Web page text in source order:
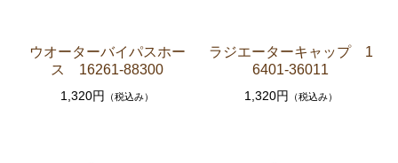
エンジンパーツ 1G-EU GZ10
エンジンパーツ 共通（マウント イグニッションコ
イル センサー デスビローターキャップ 他）
ウオーターバイパスホー
ス 16261-88300
1,320円 （税込み）
ラジエーターキャップ 1
6401-36011
1,320円 （税込み）